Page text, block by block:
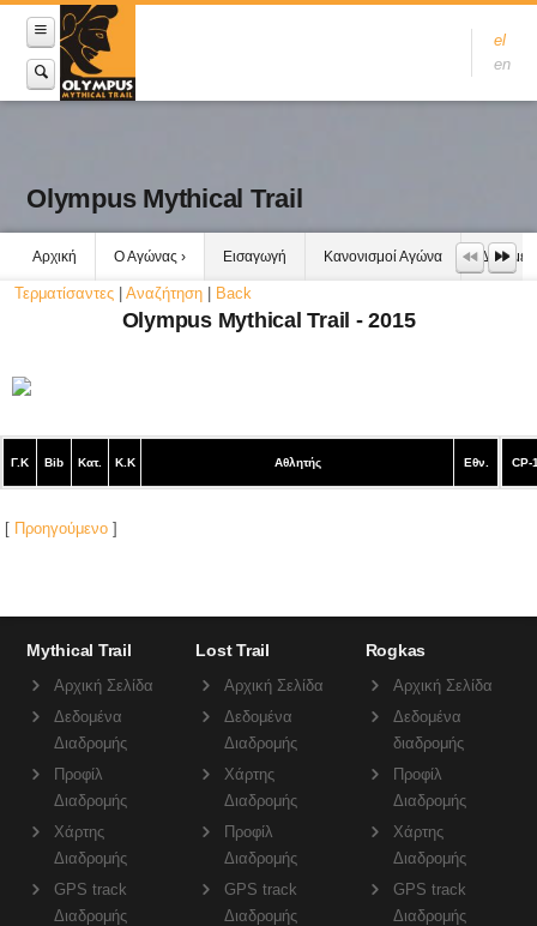
el
en
Olympus Mythical Trail
Αρχική Ο Αγώνας Εισαγωγή Κανονισμοί Αγώνα
Τερματίσαντες Αναζήτηση Back
Olympus Mythical Trail - 2015
Γ.Κ Bib Κατ. Κ.Κ Αθλητής Εθν. CP-
[ Προηγούμενο ]
Mythical Trail
Αρχική Σελίδα
Δεδομένα
Διαδρομής
Προφίλ
Διαδρομής
Χάρτης
Διαδρομής
GPS track
Διαδρομής
Lost Trail
Αρχική Σελίδα
Δεδομένα
Διαδρομής
Χάρτης
Διαδρομής
Προφίλ
Διαδρομής
GPS track
Διαδρομής
Rogkas
Αρχική Σελίδα
Δεδομένα
διαδρομής
Προφίλ
Διαδρομής
Χάρτης
Διαδρομής
GPS track
Διαδρομής